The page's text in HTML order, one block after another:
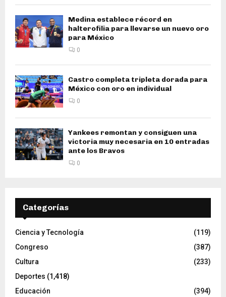
Medina establece récord en
halterofilia para llevarse un nuevo oro
para México
0
Castro completa tripleta dorada para
México con oro en individual
0
Yankees remontan y consiguen una
victoria muy necesaria en 10 entradas
ante los Bravos
0
Categorías
Ciencia y Tecnología
(119)
Congreso
(387)
Cultura
(233)
Deportes (1,418)
Educación
(394)